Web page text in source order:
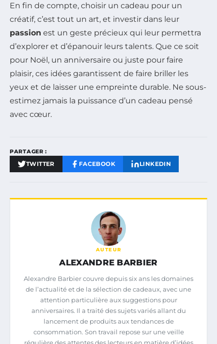
En fin de compte, choisir un cadeau pour un
créatif, c’est tout un art, et investir dans leur
passion est un geste précieux qui leur permettra
d’explorer et d’épanouir leurs talents. Que ce soit
pour Noël, un anniversaire ou juste pour faire
plaisir, ces idées garantissent de faire briller les
yeux et de laisser une empreinte durable. Ne sous-
estimez jamais la puissance d’un cadeau pensé
avec cœur.
PARTAGER :
TWITTER FACEBOOK LINKEDIN
AUTEUR
ALEXANDRE BARBIER
Alexandre Barbier couvre depuis six ans les domaines
de l’actualité et de la sélection de cadeaux, avec une
attention particulière aux suggestions pour
anniversaires. Il a traité des sujets variés allant du
lancement de produits aux tendances de
consommation. Son travail repose sur une veille
régulière des attentes des lecteurs en matière d’idées